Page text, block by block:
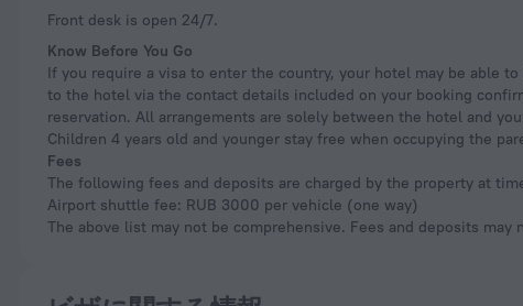
Front desk is open 24/7.
Know Before You Go
If you require a visa to enter the country, your hotel may be able
to the hotel via the contact details included on your booking
reservation. All arrangements are solely between the hotel and
Children 4 years old and younger stay free when occupying the
Fees
The following fees and deposits are charged by the property at
Airport shuttle fee: RUB 3000 per vehicle (one way)
The above list may not be comprehensive. Fees and deposits may